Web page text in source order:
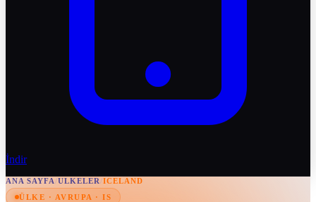
İndir
ANA SAYFA/ULKELER/ICELAND
ÜLKE · AVRUPA · IS